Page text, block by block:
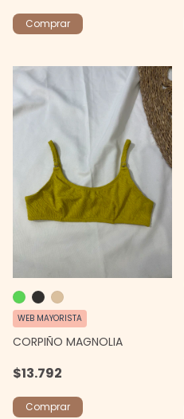
Comprar
CORPIÑO MAGNOLIA
$13.792
WEB MAYORISTA
Comprar